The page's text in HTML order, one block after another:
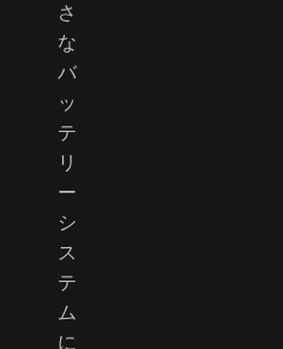
さ
な
バ
ッ
テ
リ
ー
シ
ス
テ
ム
に